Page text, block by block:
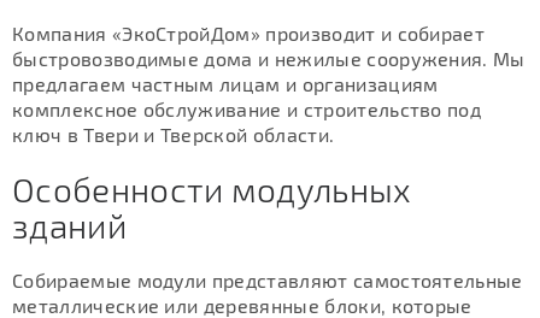
Компания «ЭкоСтройДом» производит и собирает
быстровозводимые дома и нежилые сооружения. Мы
предлагаем частным лицам и организациям
комплексное обслуживание и строительство под
ключ в Твери и Тверской области.
Особенности модульных
зданий
Собираемые модули представляют самостоятельные
металлические или деревянные блоки, которые